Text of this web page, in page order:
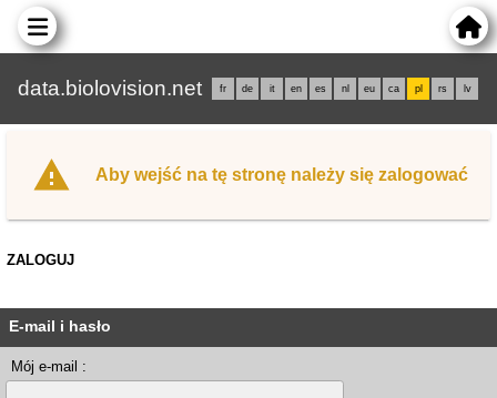
data.biolovision.net fr de it en es nl eu ca pl rs lv
Aby wejść na tę stronę należy się zalogować
ZALOGUJ
E-mail i hasło
Mój e-mail :